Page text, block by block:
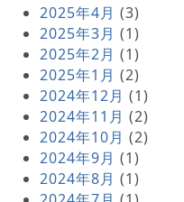
2025年4月 (3)
2025年3月 (1)
2025年2月 (1)
2025年1月 (2)
2024年12月 (1)
2024年11月 (2)
2024年10月 (2)
2024年9月 (1)
2024年8月 (1)